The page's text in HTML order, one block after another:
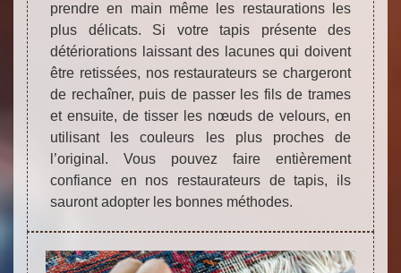
prendre en main même les restaurations les
plus délicats. Si votre tapis présente des
détériorations laissant des lacunes qui doivent
être retissées, nos restaurateurs se chargeront
de rechaîner, puis de passer les fils de trames
et ensuite, de tisser les nœuds de velours, en
utilisant les couleurs les plus proches de
l’original. Vous pouvez faire entièrement
confiance en nos restaurateurs de tapis, ils
sauront adopter les bonnes méthodes.